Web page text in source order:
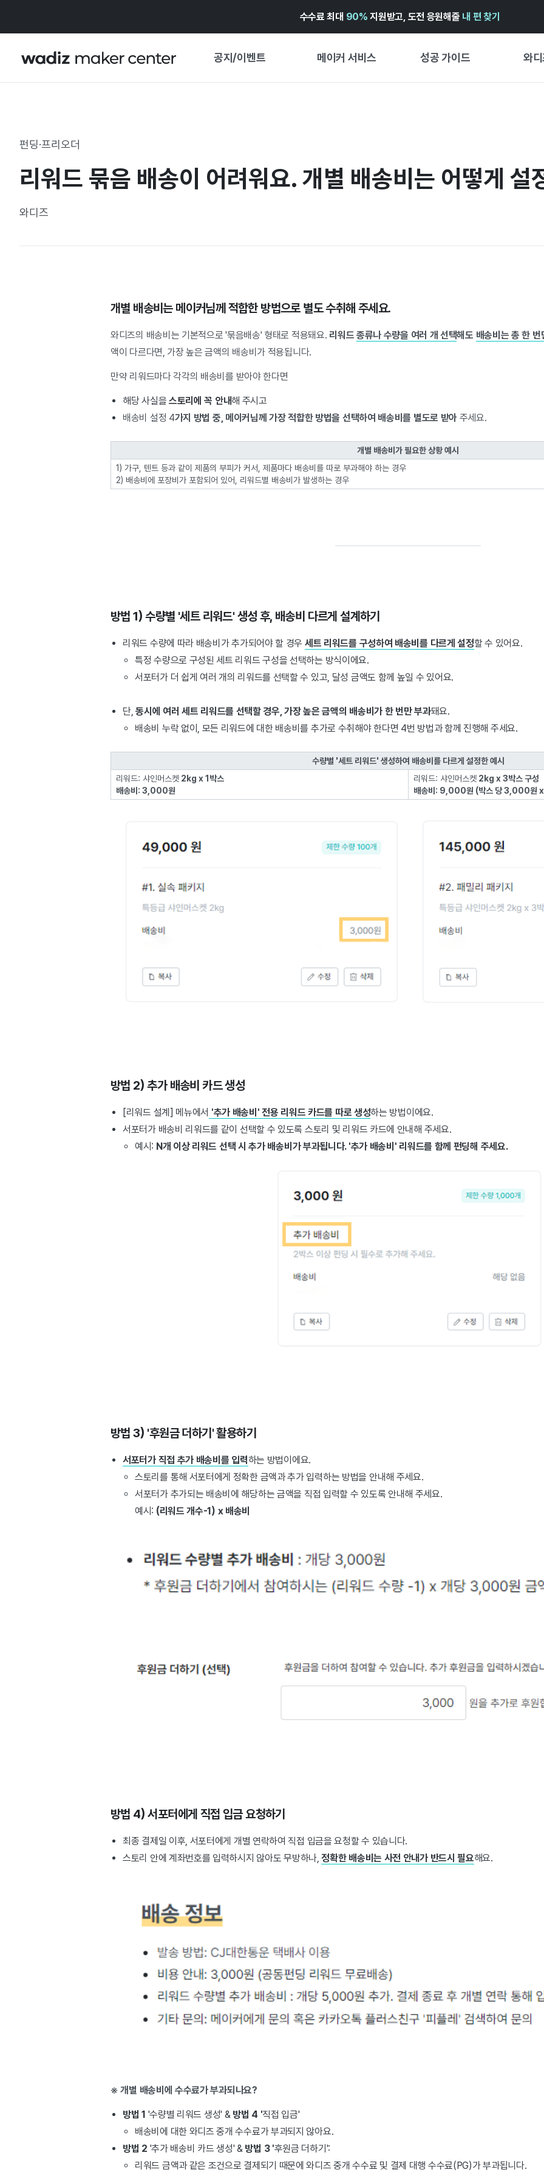
수수료 최대 90% 지원받고, 도전 응원해줄 내 편 찾기
공지/이벤트 메이커 서비스 성공 가이드 와
기획전 캘린더
와디즈 어워즈 ↗︎
성공 스토리
창작형
비즈니스
펀딩·프리오더
리워드 묶음 배송이 어려워요. 개별 배송비는 어떻게 설
와디즈
개별 배송비는 메이커님께 적합한 방법으로 별도 수취해 주세요.
와디즈의 배송비는 기본적으로 '묶음배송' 형태로 적용돼요. 리워드 종류나 수량을 여러 개 선택해도 배송비는 총 한 번
액이 다르다면, 가장 높은 금액의 배송비가 적용됩니다.
만약 리워드마다 각각의 배송비를 받아야 한다면
해당 사실을 스토리에 꼭 안내해 주시고
배송비 설정 4가지 방법 중, 메이커님께 가장 적합한 방법을 선택하여 배송비를 별도로 받아 주세요.
개별 배송비가 필요한 상황 예시
1) 가구, 텐트 등과 같이 제품의 부피가 커서, 제품마다 배송비를 따로 부과해야 하는 경우
2) 배송비에 포장비가 포함되어 있어, 리워드별 배송비가 발생하는 경우
방법 1) 수량별 '세트 리워드' 생성 후, 배송비 다르게 설계하기
리워드 수량에 따라 배송비가 추가되어야 할 경우 세트 리워드를 구성하여 배송비를 다르게 설정할 수 있어요.
특정 수량으로 구성된 세트 리워드 구성을 선택하는 방식이에요.
서포터가 더 쉽게 여러 개의 리워드를 선택할 수 있고, 달성 금액도 함께 높일 수 있어요.
단,동시에 여러 세트 리워드를 선택할 경우, 가장 높은 금액의 배송비가 한 번만 부과돼요.
배송비 누락 없이, 모든 리워드에 대한 배송비를 추가로 수취해야 한다면 4번 방법과 함께 진행해 주세요.
수량별 '세트 리워드' 생성하여 배송비를 다르게 설정한 예시
리워드: 샤인머스켓 2kg x 1박스
배송비: 3,000원
리워드: 샤인머스켓 2kg x 3박스 구성
배송비: 9,000원 (박스 당 3,000원
방법 2) 추가 배송비 카드 생성
[리워드 설계] 메뉴에서 '추가 배송비' 전용 리워드 카드를 따로 생성하는 방법이에요.
서포터가 배송비 리워드를 같이 선택할 수 있도록 스토리 및 리워드 카드에 안내해 주세요.
예시: N개 이상 리워드 선택 시 추가 배송비가 부과됩니다. '추가 배송비' 리워드를 함께 펀딩해 주세요.
방법 3) '후원금 더하기' 활용하기
서포터가 직접 추가 배송비를 입력하는 방법이에요.
스토리를 통해 서포터에게 정확한 금액과 추가 입력하는 방법을 안내해 주세요.
서포터가 추가되는 배송비에 해당하는 금액을 직접 입력할 수 있도록 안내해 주세요.
예시: (리워드 개수-1) x 배송비
방법 4) 서포터에게 직접 입금 요청하기
최종 결제일 이후, 서포터에게 개별 연락하여 직접 입금을 요청할 수 있습니다.
스토리 안에 계좌번호를 입력하시지 않아도 무방하나,정확한 배송비는 사전 안내가 반드시 필요해요.
※ 개별 배송비에 수수료가 부과되나요?
방법 1 '수량별 리워드 생성' &방법 4 '직접 입금'
배송비에 대한 와디즈 중개 수수료가 부과되지 않아요.
방법 2 '추가 배송비 카드 생성' & 방법 3 '후원금 더하기':
리워드 금액과 같은 조건으로 결제되기 때문에 와디즈 중개 수수료 및 결제 대행 수수료(PG)가 부과됩니다.